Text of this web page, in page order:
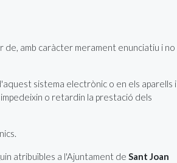
de, amb caràcter merament enunciatiu i no
sistema electrònic o en els aparells i
impedeixin o retardin la prestació dels
atribuïbles a l'Ajuntament de Sant Joan